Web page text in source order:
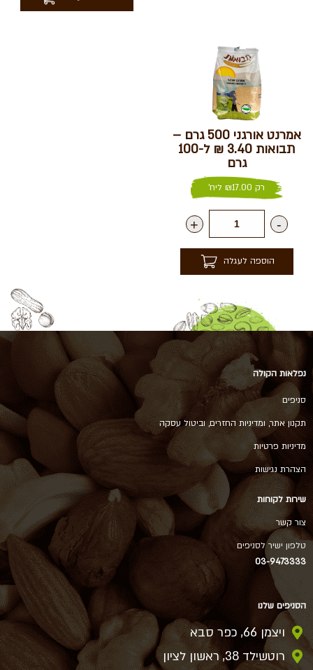
אמרנט אורגני 500 גרם –
תבואות 3.40 ₪ ל-100
גרם
רק ₪17.00 ליח'
-
+
הוספה לעגלה
נפלאות הקולה
סניפים
תקנון אתר, ומדיניות החזרים, וביטול עסקה
מדיניות פרטיות
הצהרת נגישות
שירות לקוחות
צור קשר
טלפון ישיר לסניפים
03-9473333
הסניפים שלנו
ויצמן 66, כפר סבא
רוטשילד 38, ראשון לציון